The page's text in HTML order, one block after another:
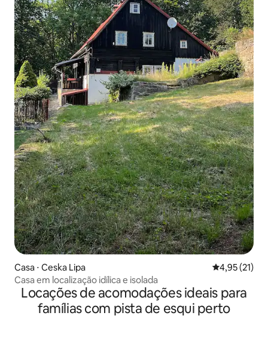
Casa ⋅ Ceska Lipa 4,95 de uma
4,95 (21)
Casa em localização idílica e isolada
Locações de acomodações ideais para
famílias com pista de esqui perto